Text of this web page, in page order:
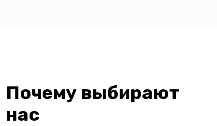
Почему выбирают
нас